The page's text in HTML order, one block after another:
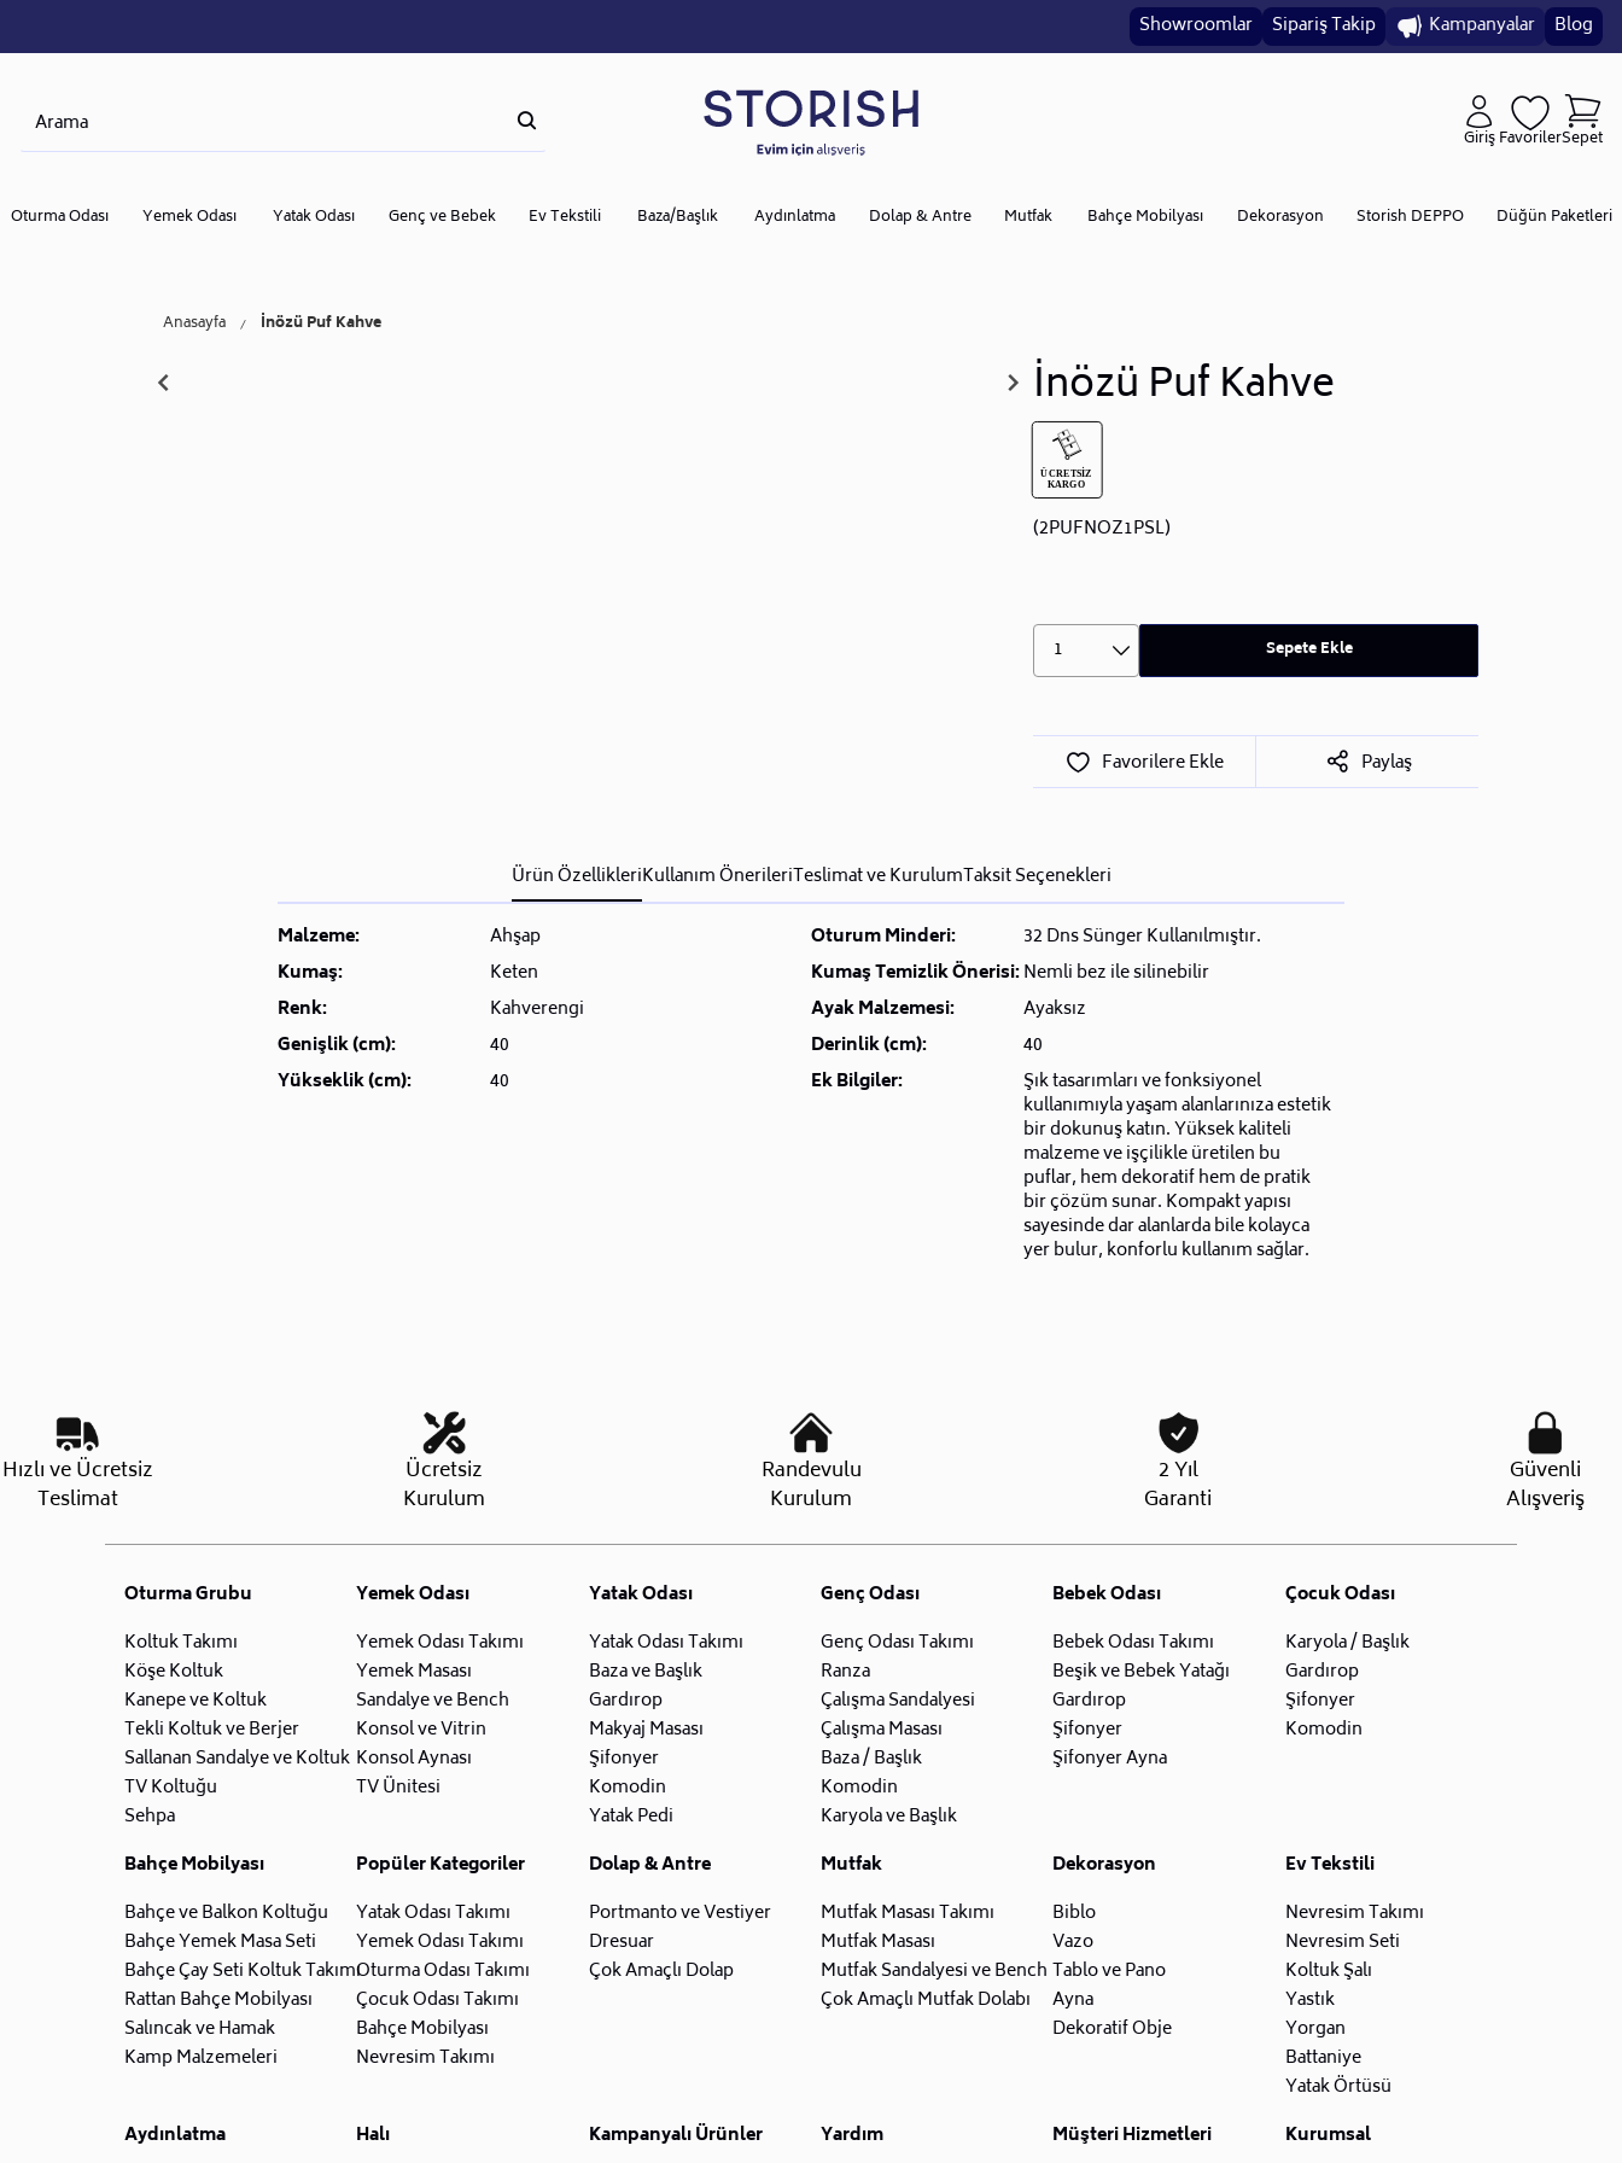
Showroomlar Sipariş Takip Kampanyalar Blog
GirişFavorilerSepet
Oturma Odası Yemek Odası Yatak Odası Genç ve Bebek Ev Tekstili Baza/Başlık Aydınlatma Dolap & Antre Mutfak Bahçe Mobilyası Dekorasyon Storish DEPPO Düğün Paketleri
Anasayfa İnözü Puf Kahve
İnözü Puf Kahve
(2PUFNOZ1PSL)
1 Sepete Ekle
Favorilere Ekle Paylaş
Ürün ÖzellikleriKullanım ÖnerileriTeslimat ve KurulumTaksit Seçenekleri
Malzeme:
Ahşap Oturum Minderi:
32 Dns Sünger Kullanılmıştır.
Kumaş:
Keten Kumaş Temizlik Önerisi:Nemli bez ile silinebilir
Renk:
Kahverengi Ayak Malzemesi:
Ayaksız
Genişlik (cm):
40 Derinlik (cm):
40
Yükseklik (cm):
40 Ek Bilgiler:
Şık tasarımları ve fonksiyonel
kullanımıyla yaşam alanlarınıza estetik
bir dokunuş katın. Yüksek kaliteli
malzeme ve işçilikle üretilen bu
puflar, hem dekoratif hem de pratik
bir çözüm sunar. Kompakt yapısı
sayesinde dar alanlarda bile kolayca
yer bulur, konforlu kullanım sağlar.
Hızlı ve Ücretsiz
Teslimat
Ücretsiz
Kurulum
Randevulu
Kurulum
2 Yıl
Garanti
Güvenli
Alışveriş
Oturma Grubu
Koltuk Takımı
Köşe Koltuk
Kanepe ve Koltuk
Tekli Koltuk ve Berjer
Sallanan Sandalye ve Koltuk
TV Koltuğu
Sehpa
Yemek Odası
Yemek Odası Takımı
Yemek Masası
Sandalye ve Bench
Konsol ve Vitrin
Konsol Aynası
TV Ünitesi
Yatak Odası
Yatak Odası Takımı
Baza ve Başlık
Gardırop
Makyaj Masası
Şifonyer
Komodin
Yatak Pedi
Genç Odası
Genç Odası Takımı
Ranza
Çalışma Sandalyesi
Çalışma Masası
Baza / Başlık
Komodin
Karyola ve Başlık
Bebek Odası
Bebek Odası Takımı
Beşik ve Bebek Yatağı
Gardırop
Şifonyer
Şifonyer Ayna
Çocuk Odası
Karyola / Başlık
Gardırop
Şifonyer
Komodin
Bahçe Mobilyası
Bahçe ve Balkon Koltuğu
Bahçe Yemek Masa Seti
Bahçe Çay Seti Koltuk Takımı
Rattan Bahçe Mobilyası
Salıncak ve Hamak
Kamp Malzemeleri
Popüler Kategoriler
Yatak Odası Takımı
Yemek Odası Takımı
Oturma Odası Takımı
Çocuk Odası Takımı
Bahçe Mobilyası
Nevresim Takımı
Dolap & Antre
Portmanto ve Vestiyer
Dresuar
Çok Amaçlı Dolap
Mutfak
Mutfak Masası Takımı
Mutfak Masası
Mutfak Sandalyesi ve Bench
Çok Amaçlı Mutfak Dolabı
Dekorasyon
Biblo
Vazo
Tablo ve Pano
Ayna
Dekoratif Obje
Ev Tekstili
Nevresim Takımı
Nevresim Seti
Koltuk Şalı
Yastık
Yorgan
Battaniye
Yatak Örtüsü
Aydınlatma
Halı Kampanyalı Ürünler Yardım Müşteri Hizmetleri Kurumsal